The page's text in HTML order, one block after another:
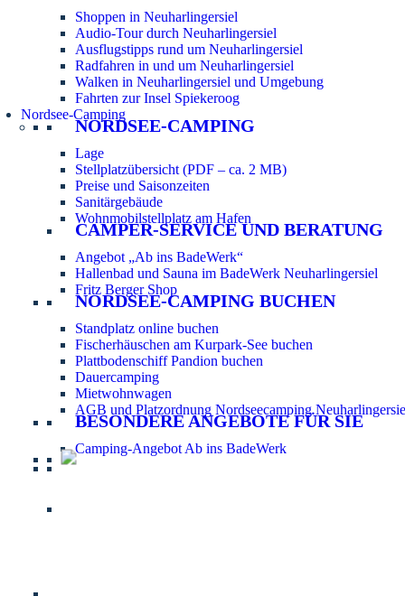
Shoppen in Neuharlingersiel
Audio-Tour durch Neuharlingersiel
Ausflugstipps rund um Neuharlingersiel
Radfahren in und um Neuharlingersiel
Walken in Neuharlingersiel und Umgebung
Fahrten zur Insel Spiekeroog
Nordsee-Camping
NORDSEE-CAMPING
Lage
Stellplatzübersicht (PDF – ca. 2 MB)
Preise und Saisonzeiten
Sanitärgebäude
Wohnmobilstellplatz am Hafen
CAMPER-SERVICE UND BERATUNG
Angebot „Ab ins BadeWerk“
Hallenbad und Sauna im BadeWerk Neuharlingersiel
Fritz Berger Shop
NORDSEE-CAMPING BUCHEN
Standplatz online buchen
Fischerhäuschen am Kurpark-See buchen
Plattbodenschiff Pandion buchen
Dauercamping
Mietwohnwagen
AGB und Platzordnung Nordseecamping
BESONDERE ANGEBOTE FÜR SIE
Camping-Angebot Ab ins BadeWerk